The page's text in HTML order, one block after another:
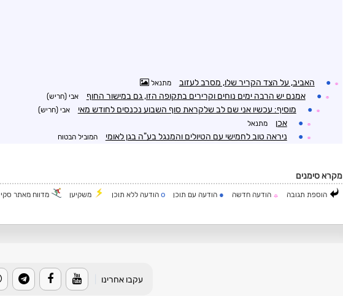
☼
● האביב, על הצד הקריר שלו, מסרב לעזוב מתנאל
☼
● אמנם יש הרבה ימים נוחים וקרירים בתקופה הזו, גם במישור החוף אבי (חריש)
☼
● מוסיף: עכשיו אני שם לב שלקראת סוף השבוע נכנסים לחודש מאי אבי (חריש)
☼
● אכן מתנאל
☼
● ניראה טוב לחמישי עם הטיולים והמנגל בע"ה בגן לאומי המוביל הבטוח
מקרא סימנים
הוספת תגובה ☼ הודעה חדשה ● הודעה עם תוכן o הודעה ללא תוכן משקיען מדווח מאתר סקי
עקבו אחרינו